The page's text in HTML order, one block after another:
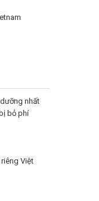
nhất
bỏ phí
Việt